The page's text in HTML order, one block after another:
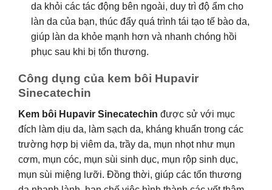
da khỏi các tác động bên ngoài, duy trì độ ẩm cho
làn da của bạn, thúc đẩy quá trình tái tạo tế bào da,
giúp làn da khỏe mạnh hơn và nhanh chóng hồi
phục sau khi bị tổn thương.
Công dụng của kem bôi Hupavir
Sinecatechin
Kem bôi Hupavir Sinecatechin được sử với mục
đích làm dịu da, làm sạch da, kháng khuẩn trong các
trường hợp bị viêm da, trầy da, mụn nhọt như mụn
cơm, mụn cóc, mụn sùi sinh dục, mụn rộp sinh dục,
mụn sùi miệng lưỡi. Đồng thời, giúp các tổn thương